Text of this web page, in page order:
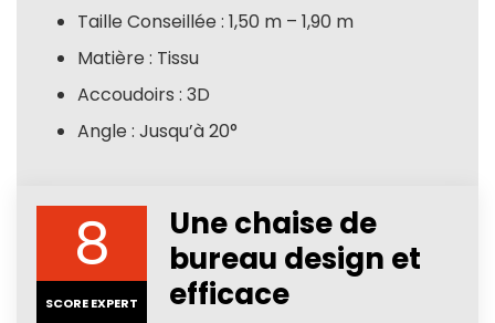
Taille Conseillée : 1,50 m – 1,90 m
Matière : Tissu
Accoudoirs : 3D
Angle : Jusqu’à 20°
8
SCORE EXPERT
Une chaise de
bureau design et
efficace